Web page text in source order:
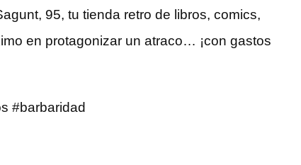
95, tu tienda retro de libros, comics,
en protagonizar un atraco… ¡con gastos
#barbaridad